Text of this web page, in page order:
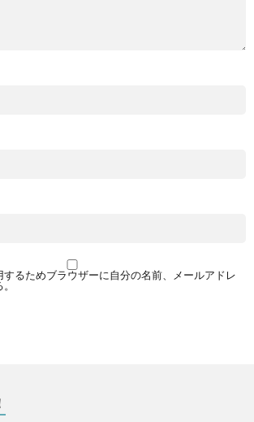
るためブラウザーに自分の名前、メールアドレ